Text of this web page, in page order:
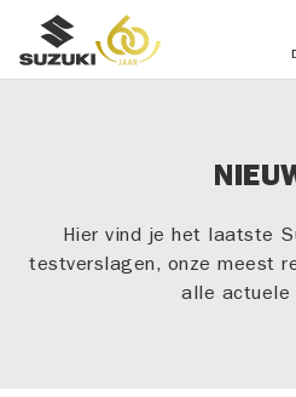
Hier vind je het laatste
testverslagen, onze meest
alle actuele